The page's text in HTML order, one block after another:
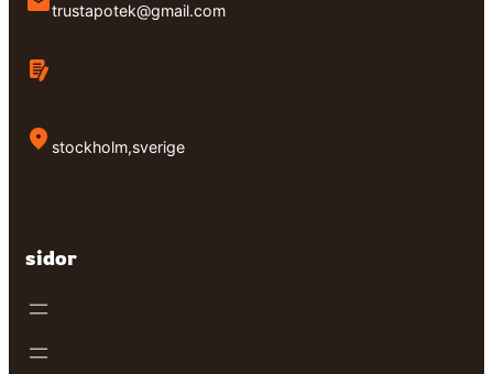
trustapotek@gmail.com
stockholm,sverige
sidor